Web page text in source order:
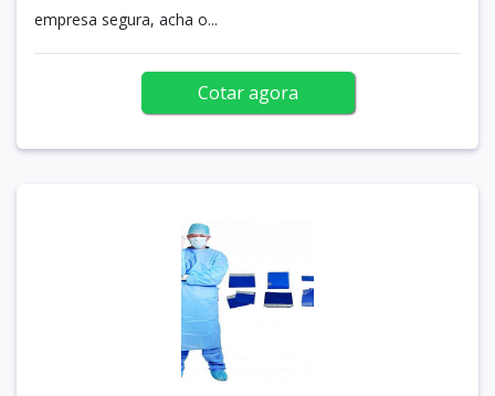
empresa segura, acha o...
Cotar agora